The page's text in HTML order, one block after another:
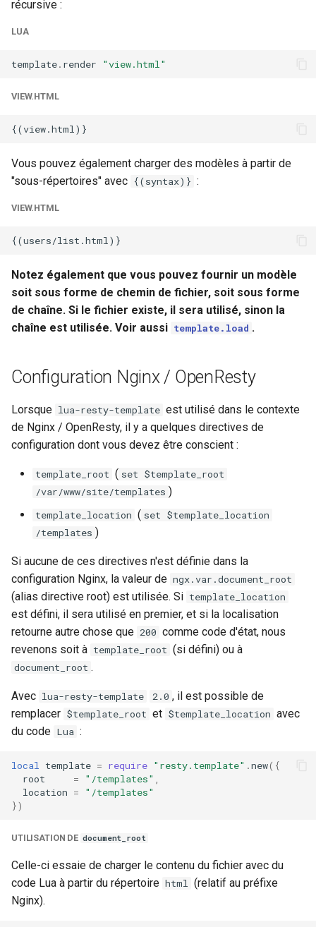
récursive :
LUA
template. render "view.html"
VIEW.HTML
Vous pouvez également charger des modèles à partir de
"sous-répertoires" avec {(syntax)} :
VIEW.HTML
Notez également que vous pouvez fournir un modèle
soit sous forme de chemin de fichier, soit sous forme
de chaîne. Si le fichier existe, il sera utilisé, sinon la
chaîne est utilisée. Voir aussi template.load .
Configuration Nginx / OpenResty
Lorsque lua-resty-template est utilisé dans le contexte
de Nginx / OpenResty, il y a quelques directives de
configuration dont vous devez être conscient :
template_root ( set $template_root
/var/www/site/templates )
template_location ( set $template_location
/templates )
Si aucune de ces directives n'est définie dans la
configuration Nginx, la valeur de ngx.var.document_root
(alias directive root) est utilisée. Si template_location
est défini, il sera utilisé en premier, et si la localisation
retourne autre chose que 200 comme code d'état, nous
revenons soit à template_root (si défini) ou à
document_root .
Avec lua-resty-template 2.0 , il est possible de
remplacer $template_root et $template_location avec
du code Lua :
local template = require "resty.template" .new({
root
= "/templates"
location =
"/templates"
})
UTILISATION DE document_root
Celle-ci essaie de charger le contenu du fichier avec du
code Lua à partir du répertoire html (relatif au préfixe
Nginx).